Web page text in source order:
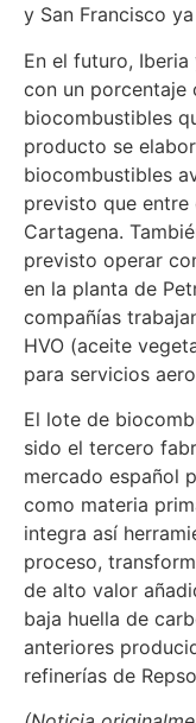
y San Francisco
En el futuro,
con un porcentaje
biocombustibles
producto se
biocombustibles
previsto que
Cartagena.
previsto operar
en la planta de
compañías
HVO (aceite
para servicios
El lote de
sido el tercero
mercado español
como materia
integra así
proceso,
de alto valor
baja huella de
anteriores
refinerías de